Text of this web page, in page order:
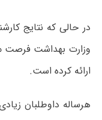
در حالی که نتایج
وزارت بهداشت فرصت
ارائه کرده است.
هرساله داوطلبان